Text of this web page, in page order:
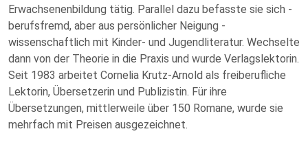
Erwachsenenbildung tätig. Parallel dazu befasste sie sich -
berufsfremd, aber aus persönlicher Neigung -
wissenschaftlich mit Kinder- und Jugendliteratur. Wechselte
dann von der Theorie in die Praxis und wurde Verlagslektorin.
Seit 1983 arbeitet Cornelia Krutz-Arnold als freiberufliche
Lektorin, Übersetzerin und Publizistin. Für ihre
Übersetzungen, mittlerweile über 150 Romane, wurde sie
mehrfach mit Preisen ausgezeichnet.